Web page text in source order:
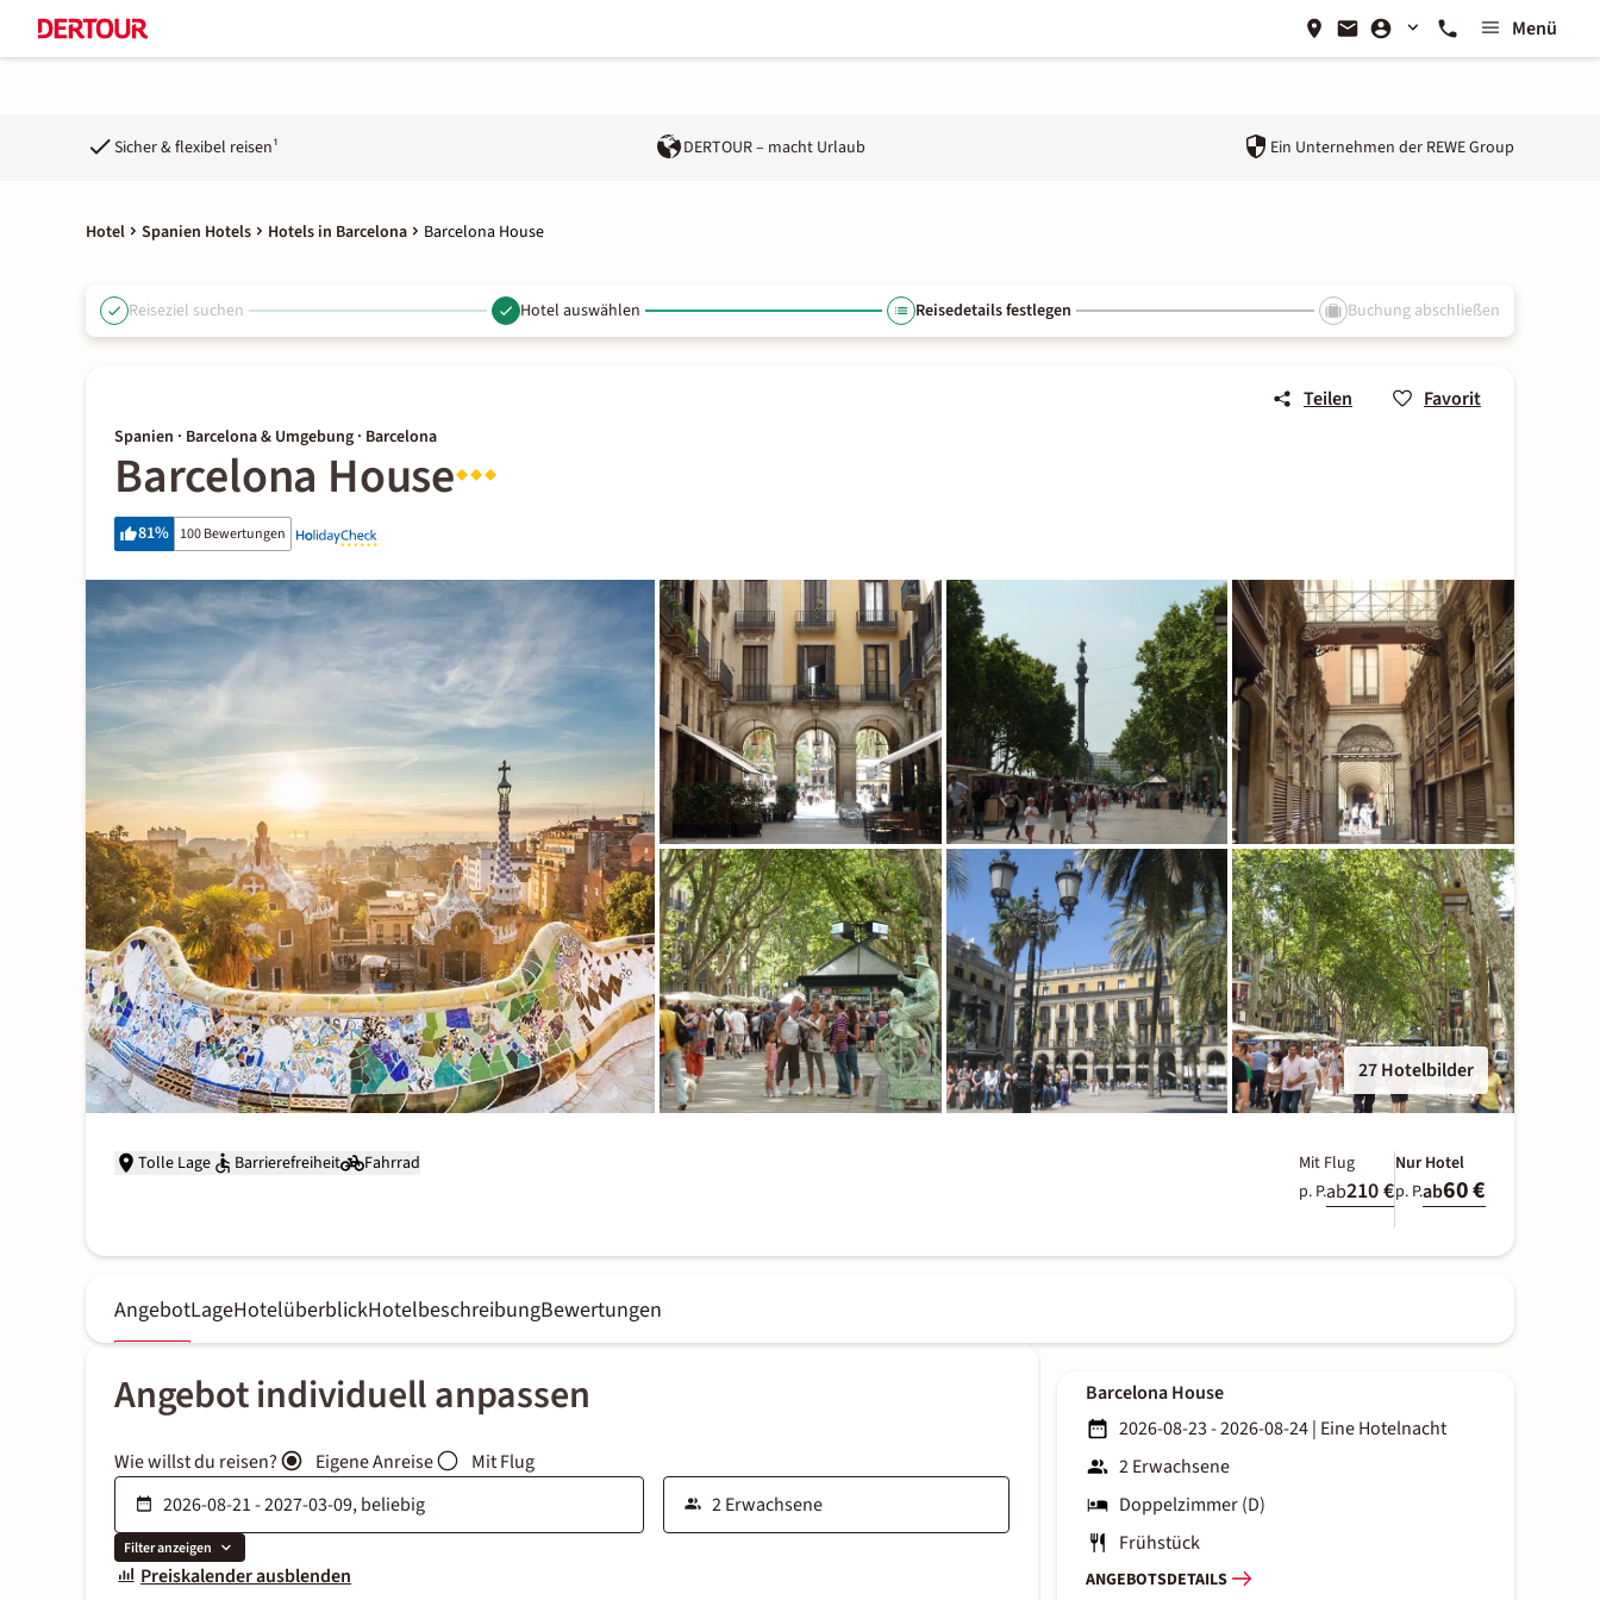
Menü
Sicher & flexibel reisen¹ DERTOUR – macht Urlaub Ein Unternehmen der REWE Group
Hotel Spanien Hotels Hotels in Barcelona Barcelona House
Reiseziel suchen Hotel auswählen Reisedetails festlegen Buchung abschließen
Teilen Favorit
Spanien · Barcelona & Umgebung · Barcelona
Barcelona House
81% 100 Bewertungen
27 Hotelbilder
Tolle Lage Barrierefreiheit Fahrrad
Mit Flug
p. P.ab210 €
Nur Hotel
p. P.ab60 €
AngebotLageHotelüberblickHotelbeschreibungBewertungen
Angebot individuell anpassen
Wie willst du reisen? Eigene Anreise Mit Flug
Filter anzeigen
Preiskalender ausblenden
Barcelona House
2026-08-23 - 2026-08-24| Eine Hotelnacht
2 Erwachsene
Doppelzimmer (D)
Frühstück
ANGEBOTSDETAILS